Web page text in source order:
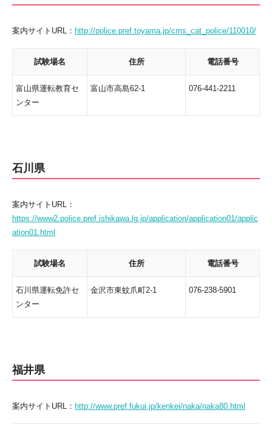
案内サイトURL： http://police.pref.toyama.jp/cms_cat_police/110010/
試験場名 住所 電話番号
富山県運転教育セ
ンター
富山市高島62-1 076-441-2211
石川県
案内サイトURL：
https://www2.police.pref.ishikawa.lg.jp/application/application01/applic
ation01.html
試験場名 住所 電話番号
石川県運転免許セ
ンター
金沢市東蚊爪町2-1 076-238-5901
福井県
案内サイトURL： http://www.pref.fukui.jp/kenkei/naka/naka80.html